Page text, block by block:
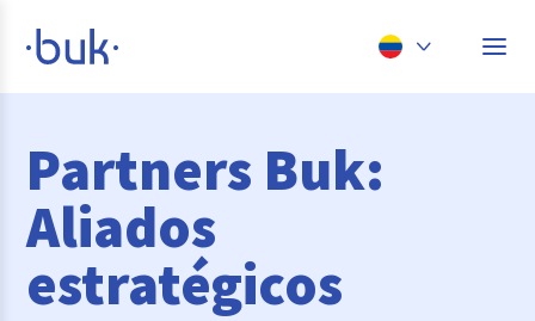
Colombia
Brasil
Partners Buk:
Aliados
estratégicos